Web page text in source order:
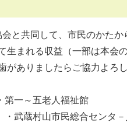
と共同して、市民のかた
生まれる収益（一部は本会
ありましたらご協力よろ
一～五老人福祉館
・武蔵村山市民総合センタ－